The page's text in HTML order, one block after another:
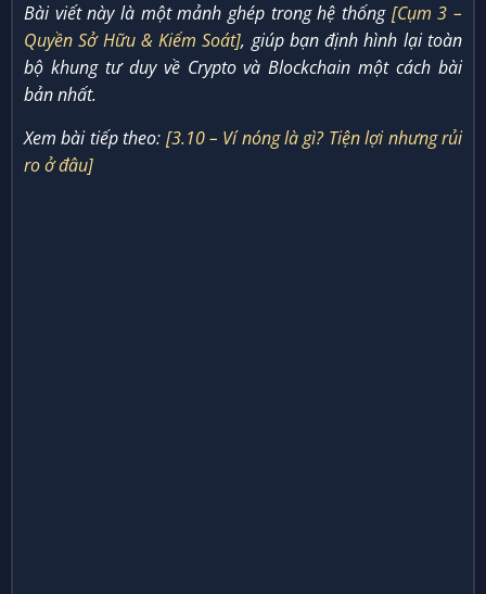
Bài viết này là một mảnh ghép trong hệ thống [Cụm 3 –
Quyền Sở Hữu & Kiểm Soát], giúp bạn định hình lại toàn
bộ khung tư duy về Crypto và Blockchain một cách bài
bản nhất.
Xem bài tiếp theo: [3.10 – Ví nóng là gì? Tiện lợi nhưng rủi
ro ở đâu]